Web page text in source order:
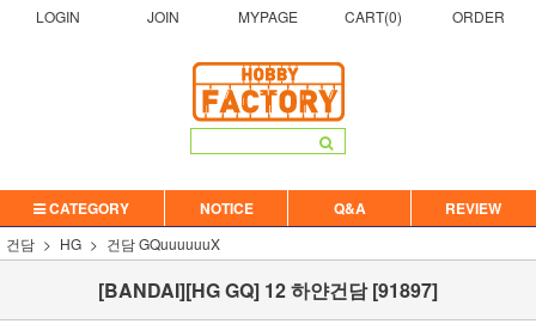
LOGIN JOIN MYPAGE CART(0) ORDER
CATEGORY NOTICE Q&A REVIEW
건담 HG 건담 GQuuuuuuX
[BANDAI][HG GQ] 12 하얀건담 [91897]